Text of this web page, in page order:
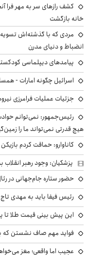
کشف رازهای سر به مهر فرا
خانه بازگشت
مردی که با گذشته‌اش
انضباط و دنیای مدرن
پیامدهای دیپلماسی
اسرائیل چگونه امارات -
جزئیات عملیات فرامرزی
رئیس‌جمهور: نمی‌توانم
هیچ قدرتی نمی‌تواند ما را
کاناوارو: حماقت کردم
پزشکیان: وجود رهبر
حضور ستاره جام‌جهانی در
رئیس فیفا باید به مهدی
این پیش بینی قیمت طلا تا پایان تابستان
فواید مهم صاف نشستن که
عجیب اما واقعی؛ مغز